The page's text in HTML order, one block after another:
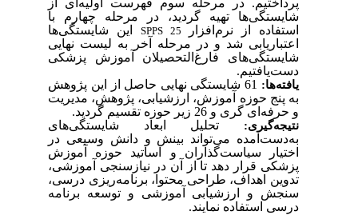
پرداختیم. در مرحله سوم فهرست اولیه‌ای از
شایستگی‌ها تهیه گردید، در مرحله چهارم با
استفاده از نرم‌افزار
SPPS 25
این شایستگی‌ها
اعتباریابی شد و در مرحله آخر به لیست نهایی
شایستگی‌های فارغ‌التحصیلان آموزش پزشکی
دست‌یافتیم.
یافته‌ها:
61 شایستگی نهایی حاصل از این پژوهش
به پنج حوزه آموزش، ارزشیابی، پژوهش، مدیریت
و حرفه‌ای گری و 26 زیر حوزه تقسیم گردید.
نتیجه‌گیری:تحلیل ابعاد شایستگی‌های
به‌دست‌آمده می‌تواند بینش و دانش وسیعی در
اختیار سیاست‌گذاران و اساتید حوزه آموزش
پزشکی قرار دهد تا از آن در نیازسنجی آموزشی،
تدوین اهداف، طراحی محتوا، برنامه‌ریزی درسی،
سنجش و ارزشیابی آموزشی و توسعه برنامه
درسی استفاده نمایند.